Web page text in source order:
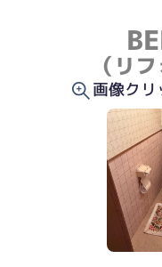
（リ
画像ク